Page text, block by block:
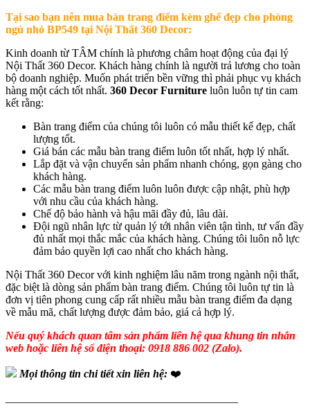
Tại sao bạn nên mua bàn trang điểm kèm ghế đẹp cho phòng
ngủ nhỏ BP549 tại Nội Thất 360 Decor:
Kinh doanh từ TÂM chính là phương châm hoạt động của đại lý
Nội Thất 360 Decor. Khách hàng chính là người trả lương cho toàn
bộ doanh nghiệp. Muốn phát triển bền vững thì phải phục vụ khách
hàng một cách tốt nhất. 360 Decor Furniture luôn luôn tự tin cam
kết rằng:
Bàn trang điểm của chúng tôi luôn có mẫu thiết kế đẹp, chất
lượng tốt.
Giá bán các mẫu bàn trang điểm luôn tốt nhất, hợp lý nhất.
Lắp đặt và vận chuyển sản phẩm nhanh chóng, gọn gàng cho
khách hàng.
Các mẫu bàn trang điểm luôn luôn được cập nhật, phù hợp
với nhu cầu của khách hàng.
Chế độ bảo hành và hậu mãi đầy đủ, lâu dài.
Đội ngũ nhân lực từ quản lý tới nhân viên tận tình, tư vấn đầy
đủ nhất mọi thắc mắc của khách hàng. Chúng tôi luôn nỗ lực
đảm bảo quyền lợi cao nhất cho khách hàng.
Nội Thất 360 Decor với kinh nghiệm lâu năm trong ngành nội thất,
đặc biệt là dòng sản phẩm bàn trang điểm. Chúng tôi luôn tự tin là
đơn vị tiên phong cung cấp rất nhiều mẫu bàn trang điểm đa dạng
về mẫu mã, chất lượng được đảm bảo, giá cả hợp lý.
Nếu quý khách quan tâm sản phẩm liên hệ qua khung tin nhắn
web hoặc liên hệ số điện thoại: 0918 886 002 (Zalo).
Mọi thông tin chi tiết xin liên hệ: ❤️
—————————————————————